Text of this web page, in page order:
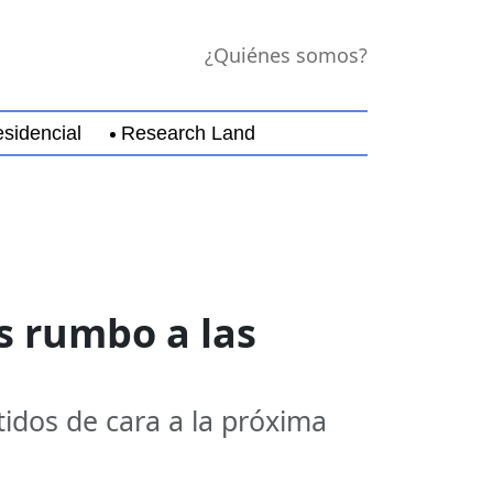
¿Quiénes somos?
Research Land
rumbo a las
de cara a la próxima